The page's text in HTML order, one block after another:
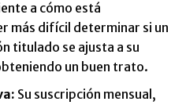
a cómo está
más difícil determinar si un
titulado se ajusta a su
un buen trato.
Su suscripción mensual,